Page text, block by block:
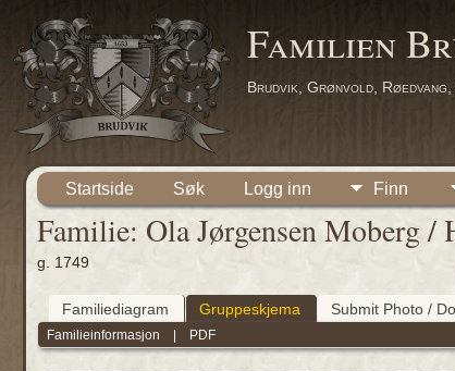
Familien
Brudvik, Grønvold,
Startside Søk Logg inn Finn
Familie: Ola Jørgensen Moberg /
g. 1749
Familiediagram Gruppeskjema Submit Photo /
Familieinformasjon | PDF